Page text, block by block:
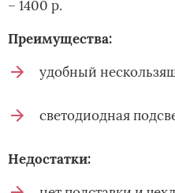
– 1400 р.
Преимущества:
удобный
светодиодная
Недостатки: